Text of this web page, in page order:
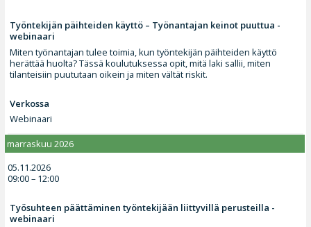
Työntekijän päihteiden käyttö – Työnantajan keinot puuttua -
webinaari
Miten työnantajan tulee toimia, kun työntekijän päihteiden käyttö
herättää huolta? Tässä koulutuksessa opit, mitä laki sallii, miten
tilanteisiin puututaan oikein ja miten vältät riskit.
Verkossa
Webinaari
marraskuu 2026
05.11.2026
09:00 – 12:00
Työsuhteen päättäminen työntekijään liittyvillä perusteilla -
webinaari